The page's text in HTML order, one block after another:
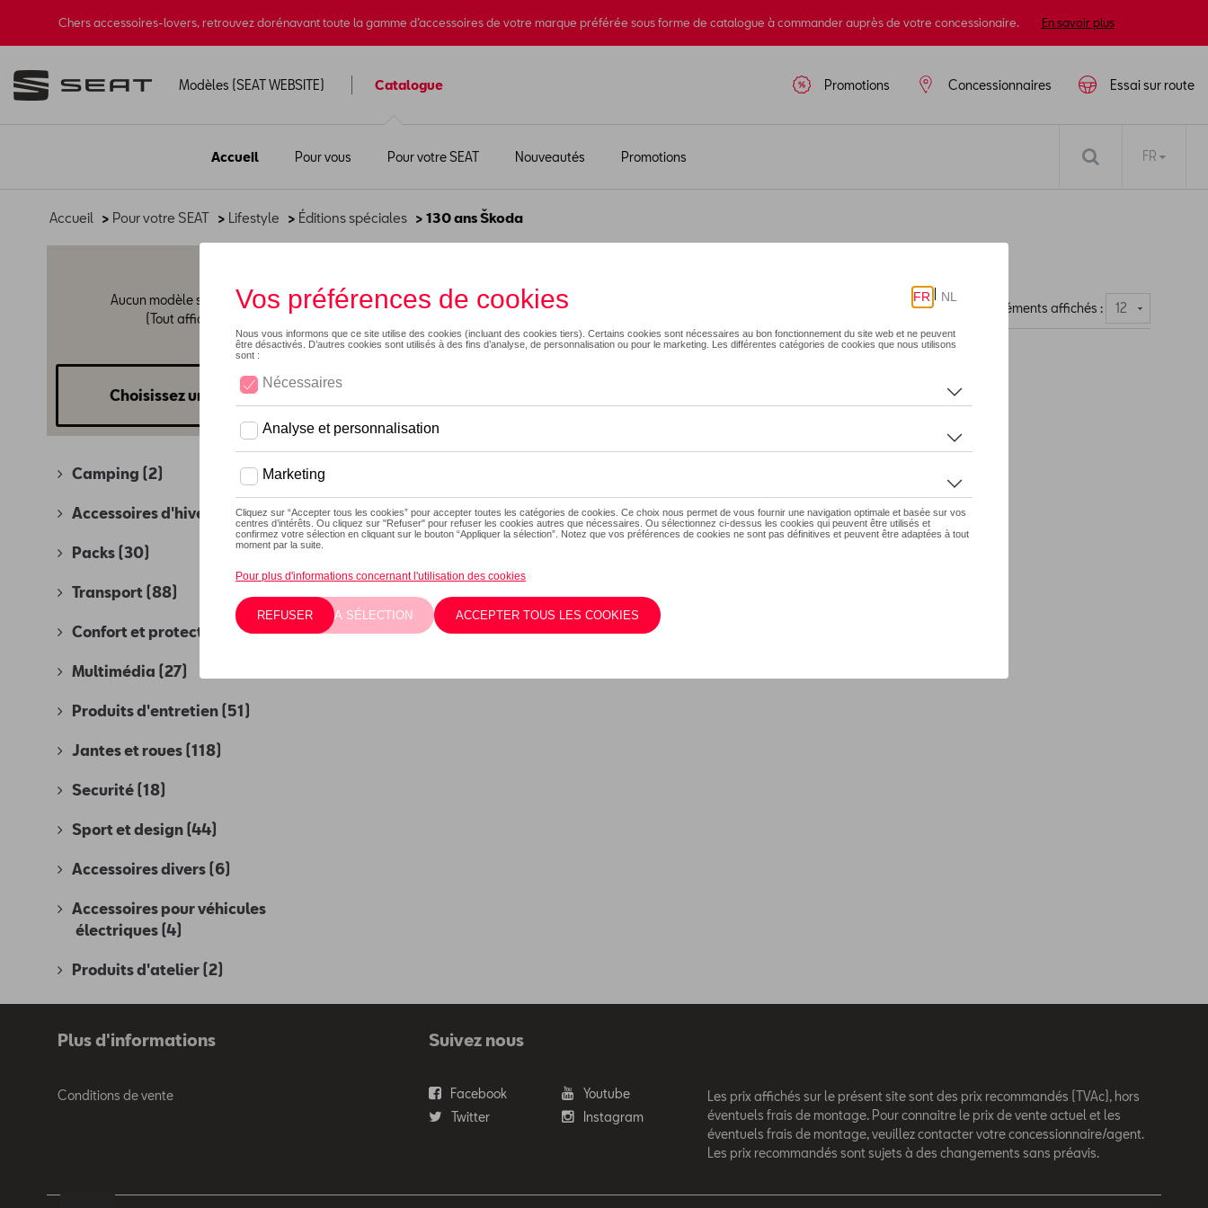
Chers accessoires-lovers, retrouvez dorénavant toute la gamme d’accessoires de votre marque préférée sous forme de catalogue à commander auprès de votre concessionaire. En savoir plus
Modèles (SEAT WEBSITE) Catalogue
Accueil Pour vous Pour votre SEAT Nouveautés Promotions
Essai sur route
Concessionnaires
Promotions
FR
Accueil > Pour votre SEAT > Lifestyle > Éditions spéciales > 130 ans Škoda
Aucun modèle sélectionné
(Tout afficher)
Choisissez un modèle
Camping (2)
Accessoires d'hiver
Packs (30)
Transport (88)
Confort et protection (280)
Multimédia (27)
Produits d'entretien (51)
Jantes et roues (118)
Securité (18)
Sport et design (44)
Accessoires divers (6)
Accessoires pour véhicules
électriques (4)
Produits d'atelier (2)
Nombre d'éléments affichés :
Plus d'informations
Conditions de vente
Suivez nous
Facebook
Youtube
Twitter
Instagram
Les prix affichés sur le présent site sont des prix recommandés (TVAc), hors
éventuels frais de montage. Pour connaitre le prix de vente actuel et les
éventuels frais de montage, veuillez contacter votre concessionnaire/agent.
Les prix recommandés sont sujets à des changements sans préavis.